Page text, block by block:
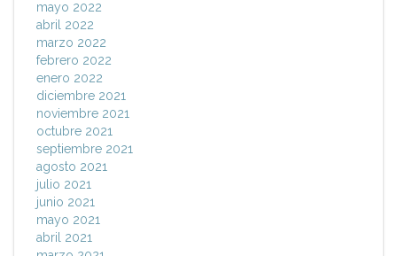
mayo 2022
abril 2022
marzo 2022
febrero 2022
enero 2022
diciembre 2021
noviembre 2021
octubre 2021
septiembre 2021
agosto 2021
julio 2021
junio 2021
mayo 2021
abril 2021